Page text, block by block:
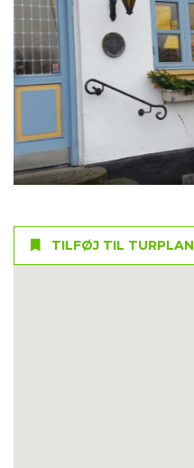
TILFØJ TIL TURPLAN